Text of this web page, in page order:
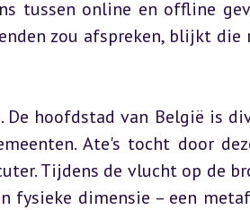
tussen online en offline
zou afspreken, blijkt die
hoofdstad van België is
Ate's tocht door
Tijdens de vlucht op de
fysieke dimensie – een